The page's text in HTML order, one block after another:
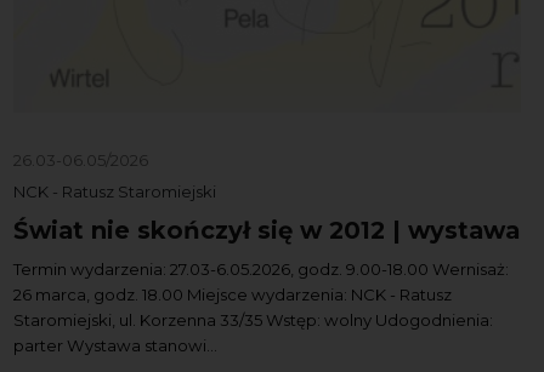
26.03-06.05/2026
NCK - Ratusz Staromiejski
Świat nie skończył się w 2012 | wystawa
Termin wydarzenia: 27.03-6.05.2026, godz. 9.00-18.00 Wernisaż:
26 marca, godz. 18.00 Miejsce wydarzenia: NCK - Ratusz
Staromiejski, ul. Korzenna 33/35 Wstęp: wolny Udogodnienia:
parter Wystawa stanowi...